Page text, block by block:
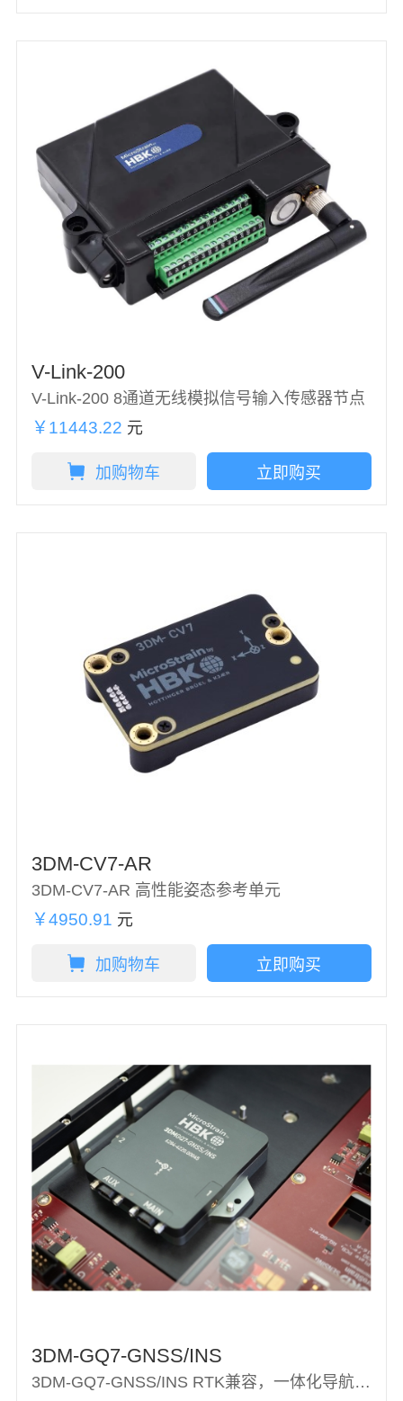
V-Link-200
V-Link-200 8通道无线模拟信号输入传感器节点
￥11443.22 元
加购物车 立即购买
3DM-CV7-AR
3DM-CV7-AR 高性能姿态参考单元
￥4950.91 元
加购物车 立即购买
3DM-GQ7-GNSS/INS
3DM-GQ7-GNSS/INS RTK兼容，一体化导航解决方案